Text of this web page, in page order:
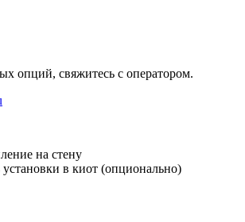
опций, свяжитесь с оператором.
на стену
в киот (опционально)